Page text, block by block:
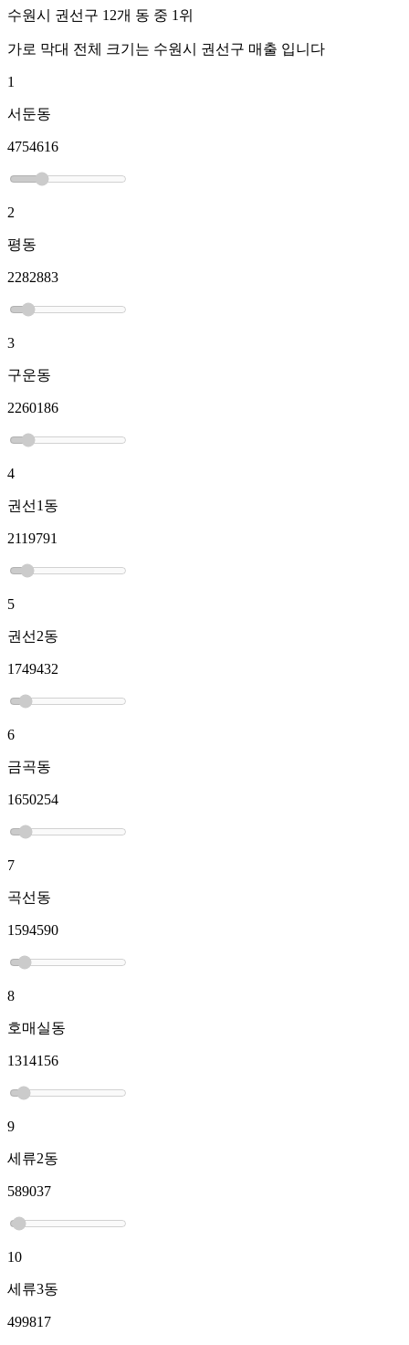
수원시 권선구 12개 동 중 1위
가로 막대 전체 크기는 수원시 권선구 매출 입니다
1
서둔동
4754616
2
평동
2282883
3
구운동
2260186
4
권선1동
2119791
5
권선2동
1749432
6
금곡동
1650254
7
곡선동
1594590
8
호매실동
1314156
9
세류2동
589037
10
세류3동
499817